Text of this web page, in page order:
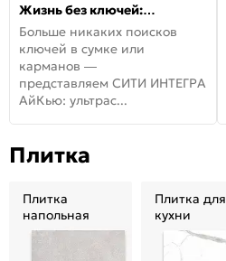
Жизнь без ключей:
встречайте новую дверь
СИТИ ИНТЕГРА АйКью!
Больше никаких поисков
ключей в сумке или
карманов —
представляем СИТИ ИНТЕГРА
АйКью: ультрас...
Плитка
Плитка
напольная
Плитка для
кухни